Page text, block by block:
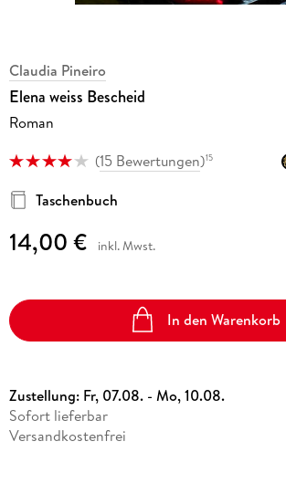
Claudia Pineiro
Elena weiss Bescheid
Roman
(15 Bewertungen)15
Taschenbuch
14,00 € inkl. Mwst.
In den Warenkorb
Zustellung: Fr, 07.08. - Mo, 10.08.
Sofort lieferbar
Versandkostenfrei